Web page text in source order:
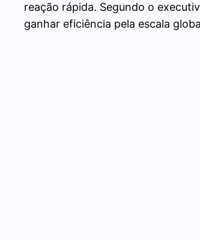
reação rápida. Segundo o
ganhar eficiência pela escala